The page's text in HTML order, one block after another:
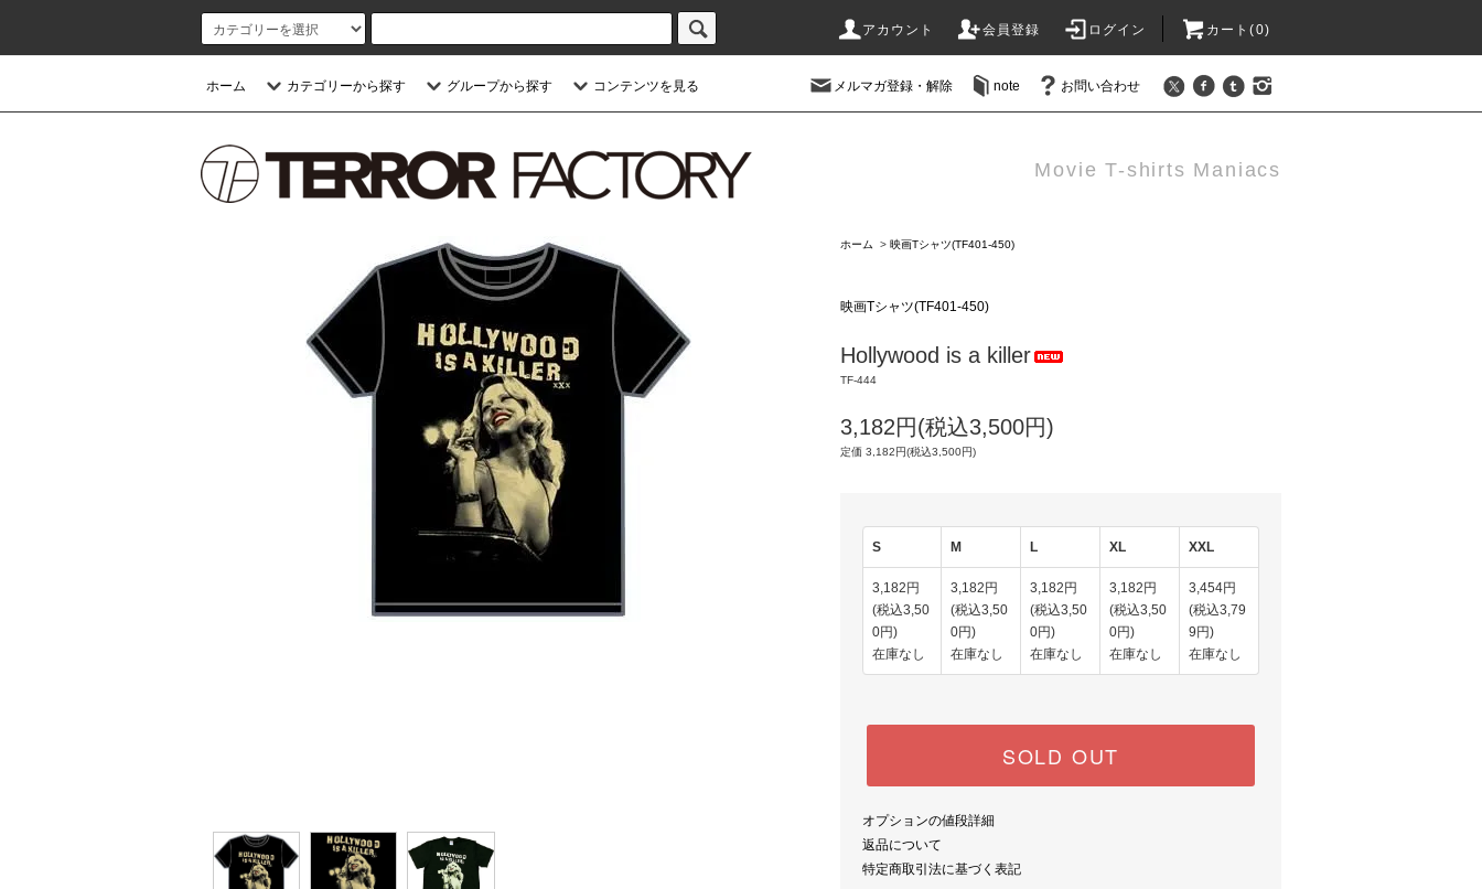
アカウント 会員登録 ログイン カート(0)
ホーム カテゴリーから探す グループから探す コンテンツを見る メルマガ登録・解除 note お問い合わせ
Movie T-shirts Maniacs
ホーム > 映画Tシャツ(TF401-450)
映画Tシャツ(TF401-450)
Hollywood is a killer
TF-444
3,182円(税込3,500円)
定価 3,182円(税込3,500円)
S M L XL XXL
3,182円
(税込3,50
0円)
在庫なし
3,182円
(税込3,50
0円)
在庫なし
3,182円
(税込3,50
0円)
在庫なし
3,182円
(税込3,50
0円)
在庫なし
3,454円
(税込3,79
9円)
在庫なし
SOLD OUT
オプションの値段詳細
返品について
特定商取引法に基づく表記